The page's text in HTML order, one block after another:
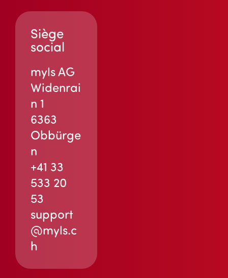
Siège
social
myls AG
Widenrai
n 1
6363
Obbürge
n
+41 33
533 20
53
support
@myls.c
h